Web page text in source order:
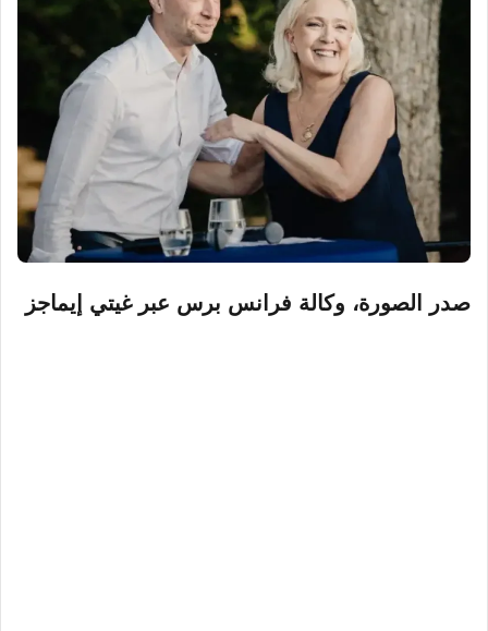
صدر الصورة، وكالة فرانس برس عبر غيتي إيماجز